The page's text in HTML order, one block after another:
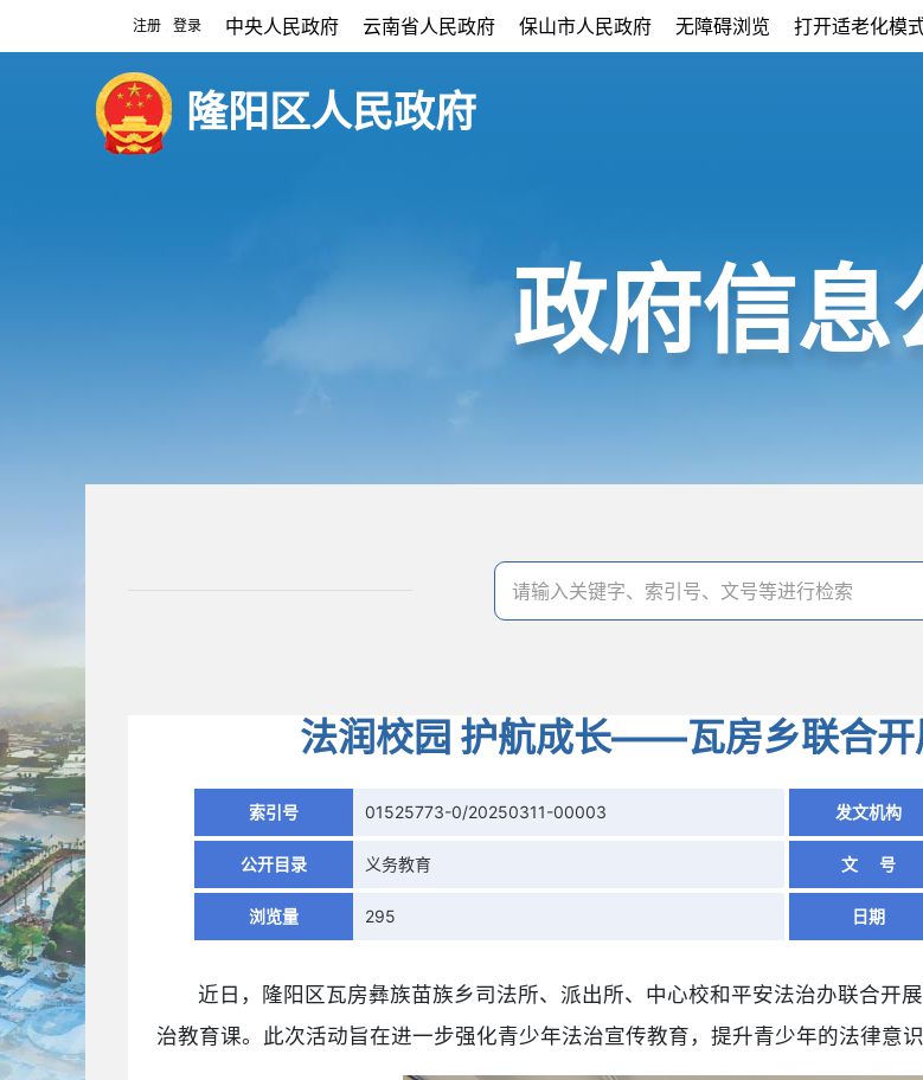
注册 登录 中央人民政府 云南省人民政府 保山市人民政府 无障碍浏览 打开适老化模
隆阳区人民政府
政府信息
法润校园 护航成长——瓦房乡联合开
索引号 01525773-0/20250311-00003 发文机构
公开目录 义务教育 文 号
浏览量 295 日期
近日，隆阳区瓦房彝族苗族乡司法所、派出所、中心校和平安法治办联合开
治教育课。此次活动旨在进一步强化青少年法治宣传教育，提升青少年的法律意